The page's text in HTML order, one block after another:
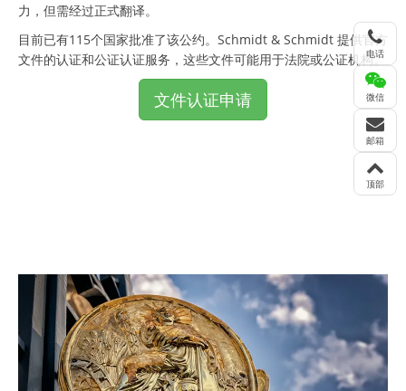
力，但需经过正式翻译。
目前已有115个国家批准了该公约。Schmidt & Schmidt 提供官方
文件的认证和公证认证服务，这些文件可能用于法院或公证机构。
文件认证申请
电话
微信
邮箱
顶部